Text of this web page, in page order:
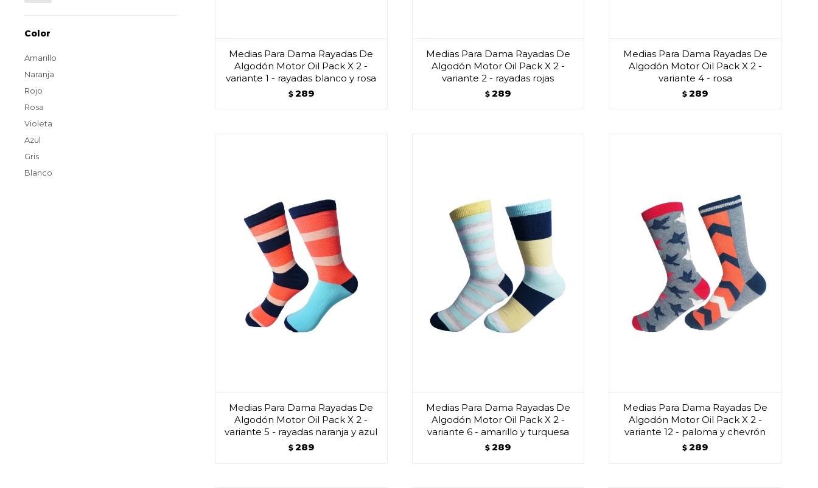
Medias Para Dama Rayadas De
Algodón Motor Oil Pack X 2 -
variante 1 - rayadas blanco y rosa
$ 289
Medias Para Dama Rayadas De
Algodón Motor Oil Pack X 2 -
variante 2 - rayadas rojas
$ 289
Medias Para Dama Rayadas De
Algodón Motor Oil Pack X 2 -
variante 4 - rosa
$ 289
Medias Para Dama Rayadas De
Algodón Motor Oil Pack X 2 -
variante 5 - rayadas naranja y azul
$ 289
Medias Para Dama Rayadas De
Algodón Motor Oil Pack X 2 -
variante 6 - amarillo y turquesa
$ 289
Medias Para Dama Rayadas De
Algodón Motor Oil Pack X 2 -
variante 12 - paloma y chevrón
$ 289
Color
Amarillo
Naranja
Rojo
Rosa
Violeta
Azul
Gris
Blanco